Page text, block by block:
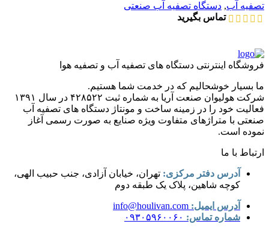
تصفیه آب, دستگاه تصفیه آب صنعتی
تماس بگیرید
فروشگاه اینترنتی دستگاه های تصفیه آب و تصفیه هوا
ما بسیار خوشحالیم که در خدمت شما هستیم.
شرکت هولیوان صنعت آریا به شماره ثبت ۴۲۸۵۲۲ در سال ۱۳۹۱
فعالیت خود را در زمینه ساخت و مونتاژ دستگاه های تصفیه آب
صنعتی با متراژهای متفاوت ویژه صنایع به صورت رسمی آغاز
نموده است.
ارتباط با ما
آدرس دفتر مرکزی: تهران، خیابان آزادی، جنب حبیب الهی،
کوچه شاهین، پلاک یک طبقه دوم
آدرس ایمیل: info@houlivan.com
شماره تماس: ۰۹۳۰۵۹۶۰۰۶۰